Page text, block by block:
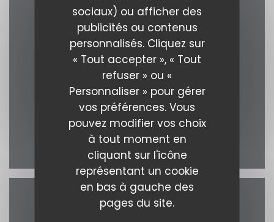
sociaux) ou afficher des
publicités ou contenus
personnalisés. Cliquez sur
« Tout accepter », « Tout
refuser » ou «
Personnaliser » pour gérer
vos préférences. Vous
pouvez modifier vos choix
à tout moment en
cliquant sur l'icône
représentant un cookie
en bas à gauche des
pages du site.
Accès/Contact
4 Rue des Trois Croissants 44000 Nantes
02 57 54 61 78
Facebook ((ouvre une
Twitter ((ouvre une
Instagram ((ouvre
Nous contacter